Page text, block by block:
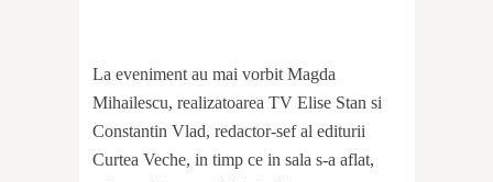
La eveniment au mai vorbit Magda
Mihailescu, realizatoarea TV Elise Stan si
Constantin Vlad, redactor-sef al editurii
Curtea Veche, in timp ce in sala s-a aflat,